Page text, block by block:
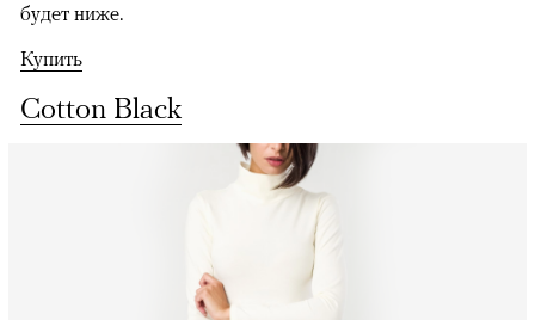
будет ниже.
00:00
Купить
Cotton Black